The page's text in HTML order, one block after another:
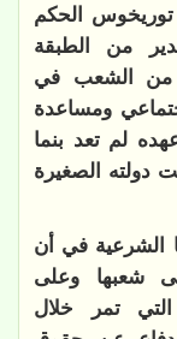
عمر توريخوس الحكم
من الطبقة
من الشعب في
ومساعدة
لم تعد بنما
دولته الصغيرة
الشرعية في أن
شعبها وعلى
تمر خلال